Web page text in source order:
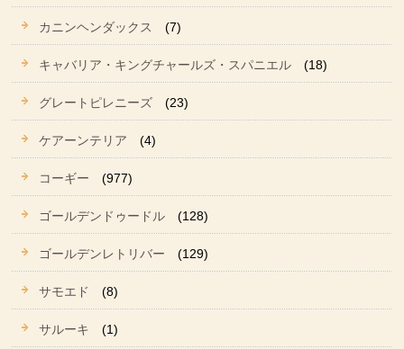
カニンヘンダックス (7)
キャバリア・キングチャールズ・スパニエル (18)
グレートピレニーズ (23)
ケアーンテリア (4)
コーギー (977)
ゴールデンドゥードル (128)
ゴールデンレトリバー (129)
サモエド (8)
サルーキ (1)